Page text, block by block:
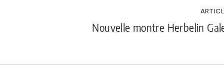
Nouvelle montre Herbelin